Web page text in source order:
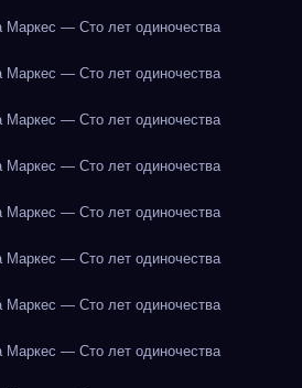
Маркес — Сто лет одиночества
Маркес — Сто лет одиночества
Маркес — Сто лет одиночества
Маркес — Сто лет одиночества
Маркес — Сто лет одиночества
Маркес — Сто лет одиночества
Маркес — Сто лет одиночества
Маркес — Сто лет одиночества